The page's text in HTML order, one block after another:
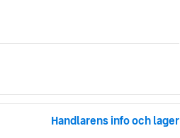
Handlarens info och lager